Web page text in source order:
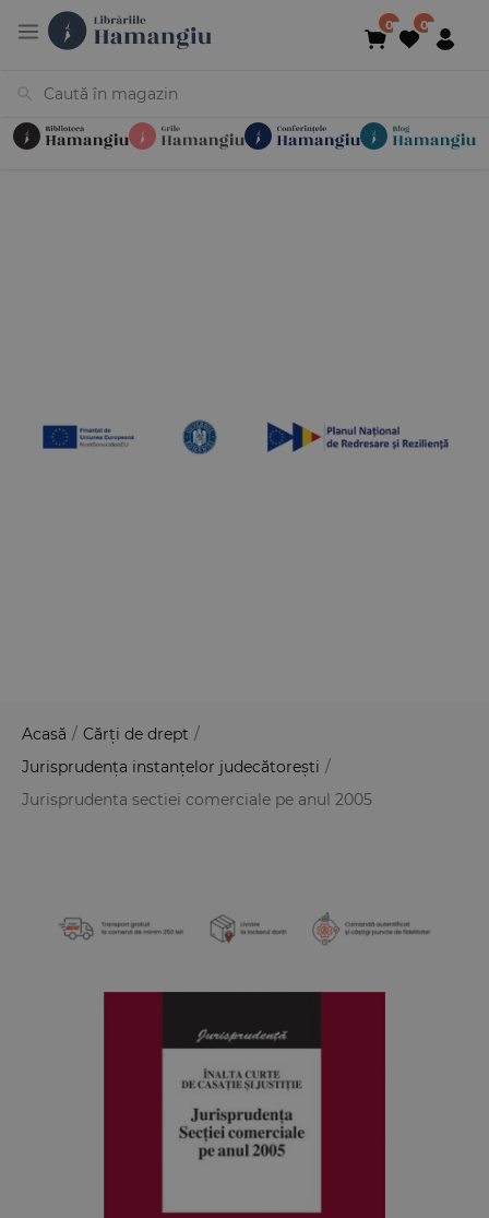
Acasă / Cărți de drept /
Jurisprudența instanțelor judecătorești /
Jurisprudenta sectiei comerciale pe anul 2005